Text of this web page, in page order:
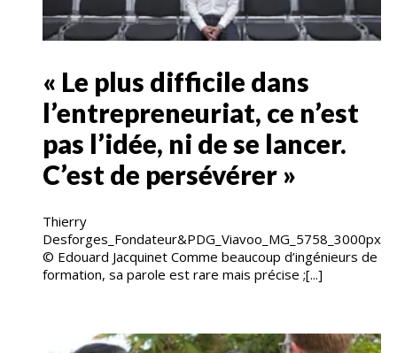
« Le plus difficile dans
l’entrepreneuriat, ce n’est
pas l’idée, ni de se lancer.
C’est de persévérer »
Thierry
Desforges_Fondateur&PDG_Viavoo_MG_5758_3000px
© Edouard Jacquinet Comme beaucoup d’ingénieurs de
formation, sa parole est rare mais précise ;[...]